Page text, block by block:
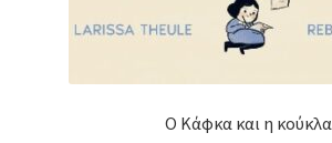
Ο Κάφκα και η κούκλα